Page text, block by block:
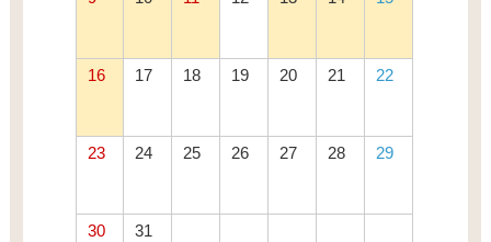
16 17 18 19 20 21 22
23 24 25 26 27 28 29
30 31